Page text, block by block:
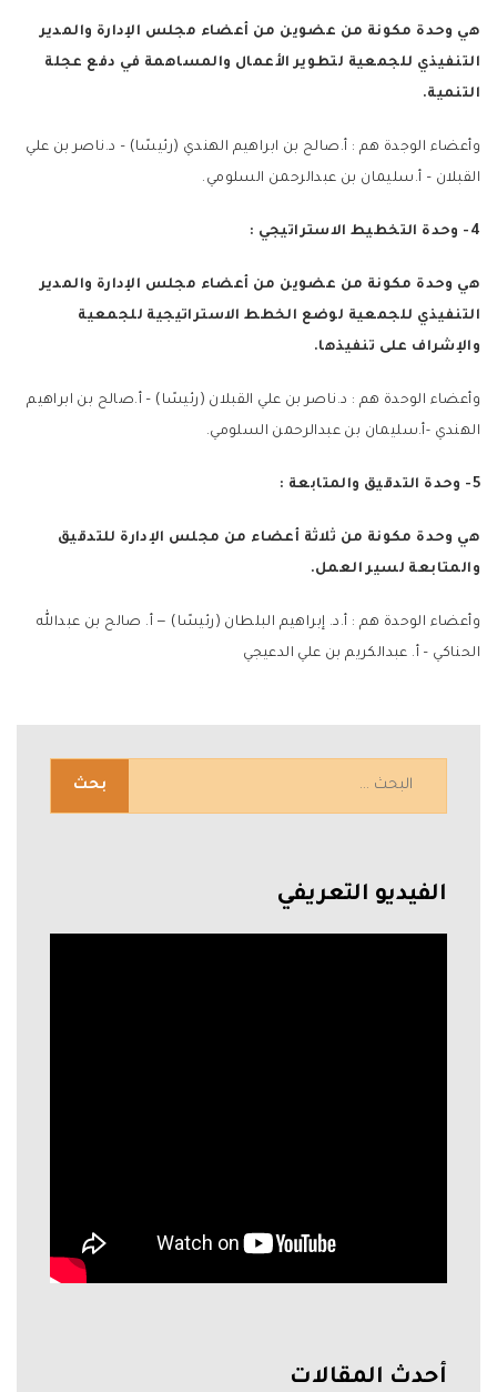
هي وحدة مكونة من عضوين من أعضاء مجلس الإدارة والمدير
التنفيذي للجمعية لتطوير الأعمال والمساهمة في دفع عجلة
التنمية.
وأعضاء الوجدة هم : أ.صالح بن ابراهيم الهندي (رئيسًا) – د.ناصر بن علي
القبلان – أ.سليمان بن عبدالرحمن السلومي.
4- وحدة التخطيط الاستراتيجي :
هي وحدة مكونة من عضوين من أعضاء مجلس الإدارة والمدير
التنفيذي للجمعية لوضع الخطط الاستراتيجية للجمعية
والإشراف على تنفيذها.
وأعضاء الوحدة هم : د.ناصر بن علي القبلان (رئيسًا) – أ.صالح بن ابراهيم
الهندي -أ.سليمان بن عبدالرحمن السلومي.
5- وحدة التدقيق والمتابعة :
هي وحدة مكونة من ثلاثة أعضاء من مجلس الإدارة للتدقيق
والمتابعة لسير العمل.
وأعضاء الوحدة هم : أ.د. إبراهيم البلطان (رئيسًا) — أ. صالح بن عبدالله
الحناكي – أ. عبدالكريم بن علي الدعيجي
الفيديو التعريفي
أحدث المقالات